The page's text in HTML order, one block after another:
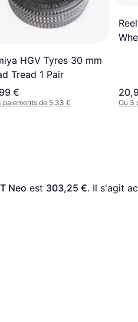
HGV Tyres 30 mm
Tread 1 Pair
€
paiements de 5,33 € Ou 3
Neo est 303,25 €. Il s'agit